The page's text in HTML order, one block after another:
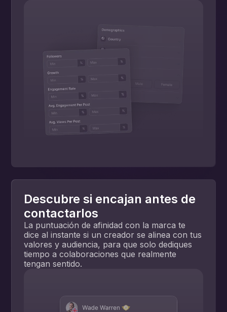
Descubre si encajan antes de
contactarlos
La puntuación de afinidad con la marca te
dice al instante si un creador se alinea con tus
valores y audiencia, para que solo dediques
tiempo a colaboraciones que realmente
tengan sentido.